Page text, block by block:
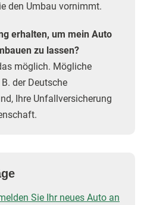
den Umbau vornimmt.
erhalten, um mein Auto
zu lassen?
möglich. Mögliche
der Deutsche
Ihre Unfallversicherung
Sie Ihr neues Auto an